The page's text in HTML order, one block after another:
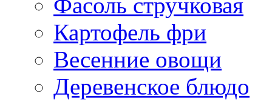
Картофель фри
Весенние овощи
Деревенское блюдо